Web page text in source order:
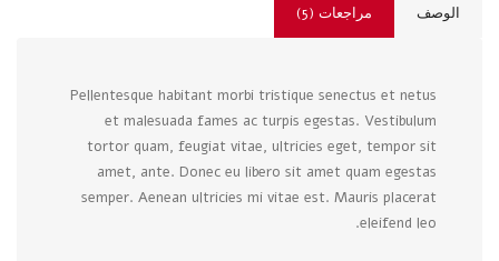
الوصف مراجعات (5)
Pellentesque habitant morbi tristique senectus et netus
et malesuada fames ac turpis egestas. Vestibulum
tortor quam, feugiat vitae, ultricies eget, tempor sit
amet, ante. Donec eu libero sit amet quam egestas
semper. Aenean ultricies mi vitae est. Mauris placerat
eleifend leo.